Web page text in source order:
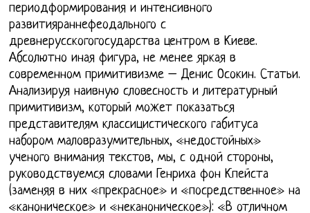
периодформирования и интенсивного
развитияраннефеодального с
древнерусскогогосударства центром в Киеве.
Абсолютно иная фигура, не менее яркая в
современном примитивизме – Денис Осокин. Статьи.
Анализируя наивную словесность и литературный
примитивизм, который может показаться
представителям классицистического габитуса
набором маловразумительных, «недостойных»
ученого внимания текстов, мы, с одной стороны,
руководствуемся словами Генриха фон Кпейста
(заменяя в них «прекрасное» и «посредственное» на
«каноническое» и «неканоническое»): «В отличном